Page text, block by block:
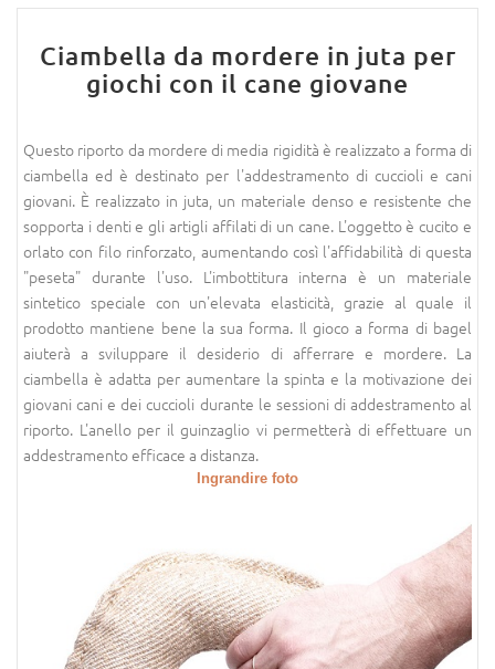
Ciambella da mordere in juta per
giochi con il cane giovane
Questo riporto da mordere di media rigidità è realizzato a forma di
ciambella ed è destinato per l'addestramento di cuccioli e cani
giovani. È realizzato in juta, un materiale denso e resistente che
sopporta i denti e gli artigli affilati di un cane. L'oggetto è cucito e
orlato con filo rinforzato, aumentando così l'affidabilità di questa
"peseta" durante l'uso. L'imbottitura interna è un materiale
sintetico speciale con un'elevata elasticità, grazie al quale il
prodotto mantiene bene la sua forma. Il gioco a forma di bagel
aiuterà a sviluppare il desiderio di afferrare e mordere. La
ciambella è adatta per aumentare la spinta e la motivazione dei
giovani cani e dei cuccioli durante le sessioni di addestramento al
riporto. L'anello per il guinzaglio vi permetterà di effettuare un
addestramento efficace a distanza.
Ingrandire foto